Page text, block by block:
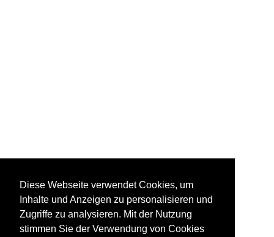
Diese Webseite verwendet Cookies, um
Inhalte und Anzeigen zu personalisieren und
Zugriffe zu analysieren. Mit der Nutzung
stimmen Sie der Verwendung von Cookies